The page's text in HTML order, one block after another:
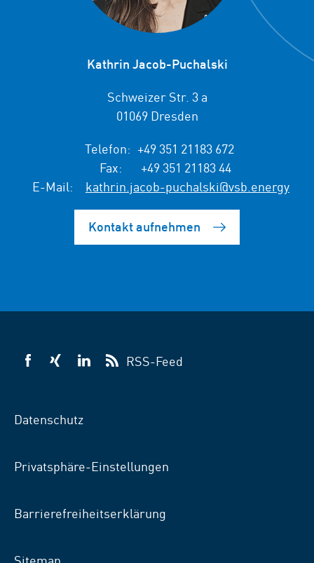
Kathrin Jacob-Puchalski
Schweizer Str. 3 a
01069 Dresden
Telefon: +49 351 21183 672
Fax:
+49 351 21183 44
E-Mail:
kathrin.jacob-puchalski@vsb.energy
Kontakt aufnehmen
VSB
VSB
VSB
RSS-Feed
Datenschutz
Privatsphäre-Einstellungen
Barrierefreiheitserklärung